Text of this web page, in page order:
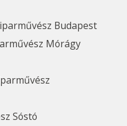
Budapest
Mórágy
Sóstó